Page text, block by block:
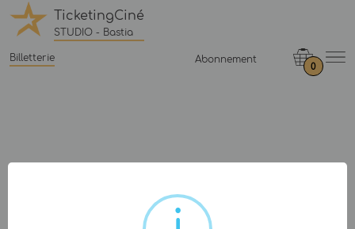
TicketingCiné
STUDIO - Bastia
Billetterie Abonnement
0